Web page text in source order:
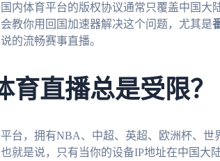
内体育平台的版权协议通常只覆盖中国大
教你用回国加速器解决这个问题，尤其是
的流畅赛事直播。
直播总是受限？
台，拥有NBA、中超、英超、欧洲杯、世
就是说，只有当你的设备IP地址在中国大